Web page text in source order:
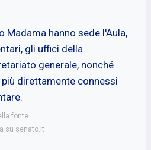
Madama hanno sede l'Aula,
gli uffici della
generale, nonché
direttamente connessi
fonte
su senato.it